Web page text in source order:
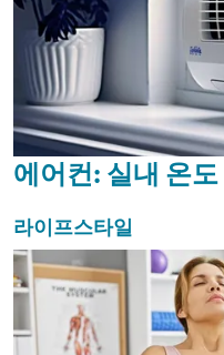
에어컨: 실내 온
라이프스타일